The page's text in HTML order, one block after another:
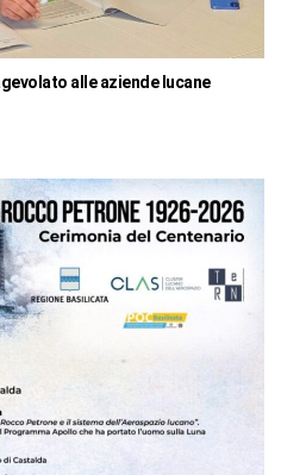
alle aziende lucane